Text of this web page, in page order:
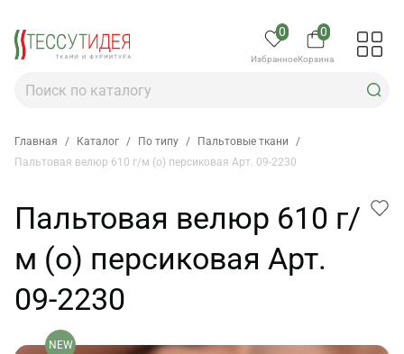
0
Избранное
0
Корзина
Главная / Каталог / По типу / Пальтовые ткани
/
Пальтовая велюр 610 г/м (о) персиковая Арт. 09-2230
Пальтовая велюр 610 г/
м (о) персиковая Арт.
09-2230
NEW